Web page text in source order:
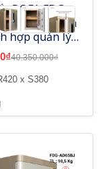
BOFA FDG-
vân tay điện
hợp quản lý
điện thoại
40.350.000₫
x S380